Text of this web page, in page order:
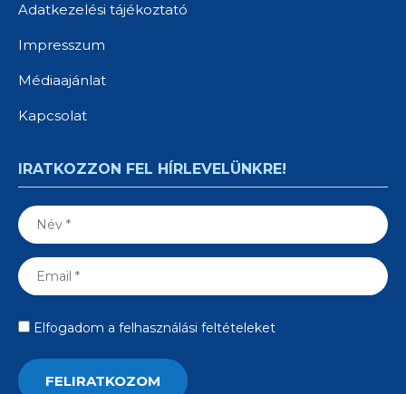
Adatkezelési tájékoztató
Impresszum
Médiaajánlat
Kapcsolat
IRATKOZZON FEL HÍRLEVELÜNKRE!
Elfogadom a felhasználási feltételeket